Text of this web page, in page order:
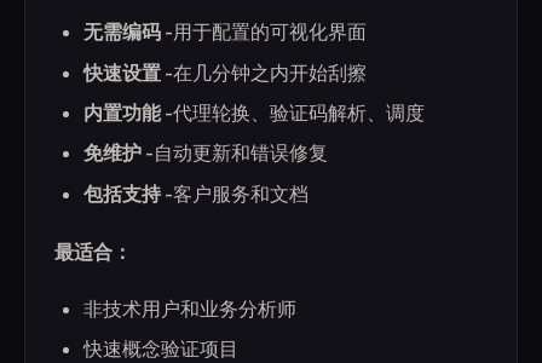
无需编码 -用于配置的可视化界面
快速设置 -在几分钟之内开始刮擦
内置功能-代理轮换、验证码解析、调度
免维护 -自动更新和错误修复
包括支持 -客户服务和文档
最适合：
非技术用户和业务分析师
快速概念验证项目